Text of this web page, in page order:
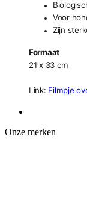
Voor
Zijn
Formaat
21 x 33 cm
Link: Filmpje
Onze merken